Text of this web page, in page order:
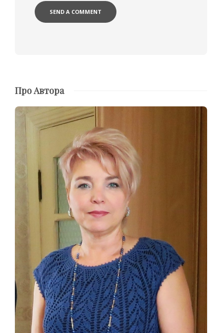
Про Автора